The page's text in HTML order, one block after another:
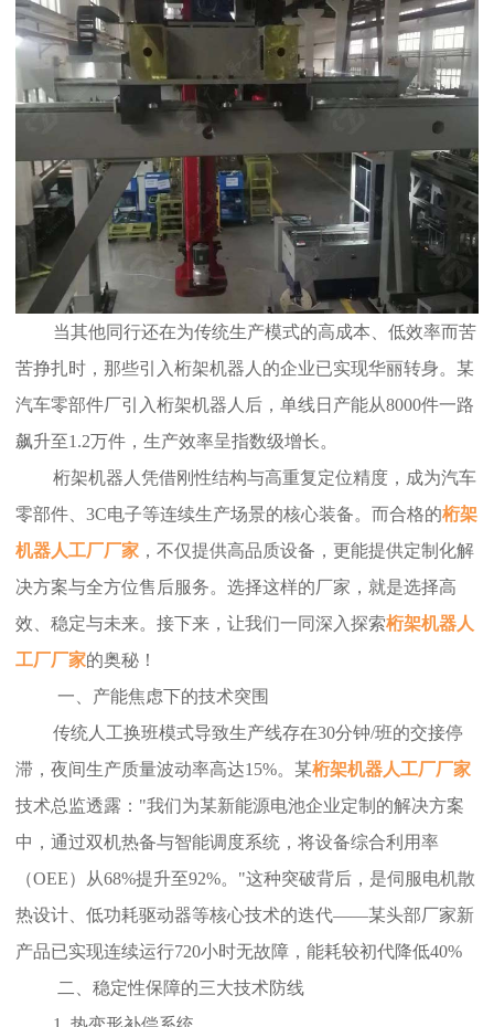
当其他同行还在为传统生产模式的高成本、低效率而苦
苦挣扎时，那些引入桁架机器人的企业已实现华丽转身。某
汽车零部件厂引入桁架机器人后，单线日产能从8000件一路
飙升至1.2万件，生产效率呈指数级增长。
桁架机器人凭借刚性结构与高重复定位精度，成为汽车
零部件、3C电子等连续生产场景的核心装备。而合格的桁架
机器人工厂厂家 ，不仅提供高品质设备，更能提供定制化解
决方案与全方位售后服务。选择这样的厂家，就是选择高
效、稳定与未来。接下来，让我们一同深入探索桁架机器人
工厂厂家的奥秘！
一、产能焦虑下的技术突围
传统人工换班模式导致生产线存在30分钟/班的交接停
滞，夜间生产质量波动率高达15%。某桁架机器人工厂厂家
技术总监透露："我们为某新能源电池企业定制的解决方案
中，通过双机热备与智能调度系统，将设备综合利用率
（OEE）从68%提升至92%。"这种突破背后，是伺服电机散
热设计、低功耗驱动器等核心技术的迭代——某头部厂家新
产品已实现连续运行720小时无故障，能耗较初代降低40%
二、稳定性保障的三大技术防线